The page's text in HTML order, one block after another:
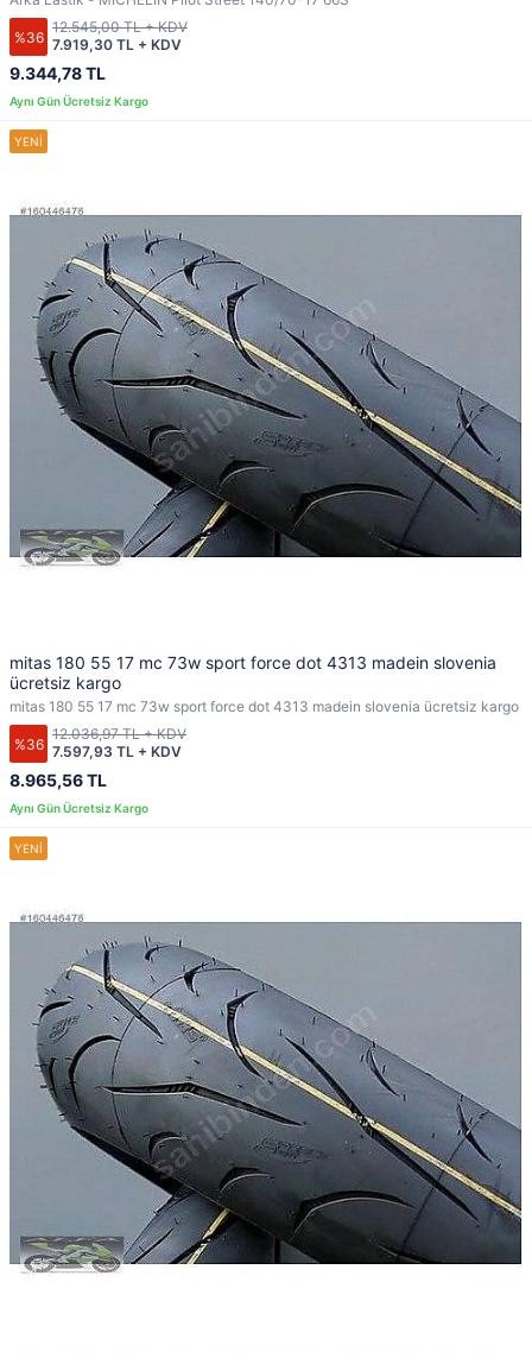
%36
9.344,78 TL
7.919,30 TL + KDV
12.545,00 TL + KDV
mitas 180 55 17 mc 73w sport force dot 4313 madein slovenia
ücretsiz kargo
mitas 180 55 17 mc 73w sport force dot 4313 madein slovenia ücretsiz kargo
%36
8.965,56 TL
7.597,93 TL + KDV
12.036,97 TL + KDV